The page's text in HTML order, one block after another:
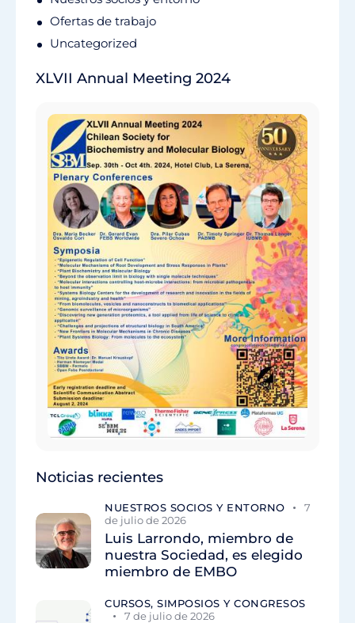
Ofertas de trabajo
Uncategorized
XLVII Annual Meeting 2024
Noticias recientes
NUESTROS SOCIOS Y ENTORNO
7
de julio de 2026
Luis Larrondo, miembro de
nuestra Sociedad, es elegido
miembro de EMBO
CURSOS, SIMPOSIOS Y CONGRESOS
7 de julio de 2026